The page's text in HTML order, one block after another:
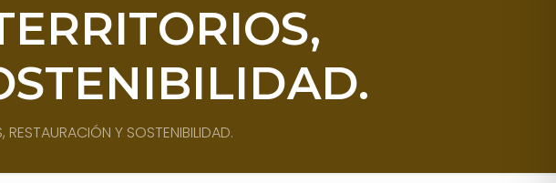
RESTAURACIÓN Y SOSTENIBILIDAD.